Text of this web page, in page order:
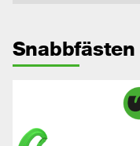
Snabbfästen